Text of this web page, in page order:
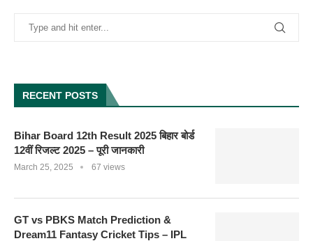
RECENT POSTS
Bihar Board 12th Result 2025 बिहार बोर्ड
12वीं रिजल्ट 2025 – पूरी जानकारी
March 25, 2025 67 views
GT vs PBKS Match Prediction &
Dream11 Fantasy Cricket Tips – IPL